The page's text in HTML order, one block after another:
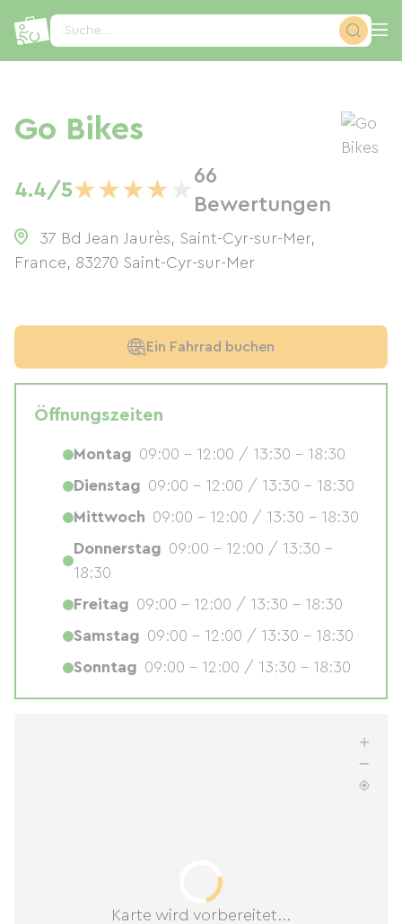
Suche...
Go Bikes
4.4/5★★★★
66
Bewertungen
37 Bd Jean Jaurès, Saint-Cyr-sur-Mer,
France, 83270 Saint-Cyr-sur-Mer
Karte wird vorbereitet...
Ein Fahrrad buchen
Öffnungszeiten
Montag 09:00 - 12:00 / 13:30 - 18:30
Dienstag 09:00 - 12:00 / 13:30 - 18:30
Mittwoch 09:00 - 12:00 / 13:30 - 18:30
Donnerstag 09:00 - 12:00 / 13:30 -
18:30
Freitag 09:00 - 12:00 / 13:30 - 18:30
Samstag 09:00 - 12:00 / 13:30 - 18:30
Sonntag 09:00 - 12:00 / 13:30 - 18:30
Cookie-Einstellungen